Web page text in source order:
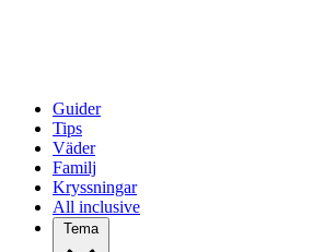
Guider
Tips
Väder
Familj
Kryssningar
All inclusive
Tema